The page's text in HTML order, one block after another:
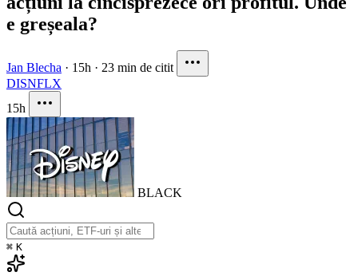
e greșeala?
Jan Blecha · 15h · 23 min de citit
DISNFLX
15h
BLACK
⌘ K